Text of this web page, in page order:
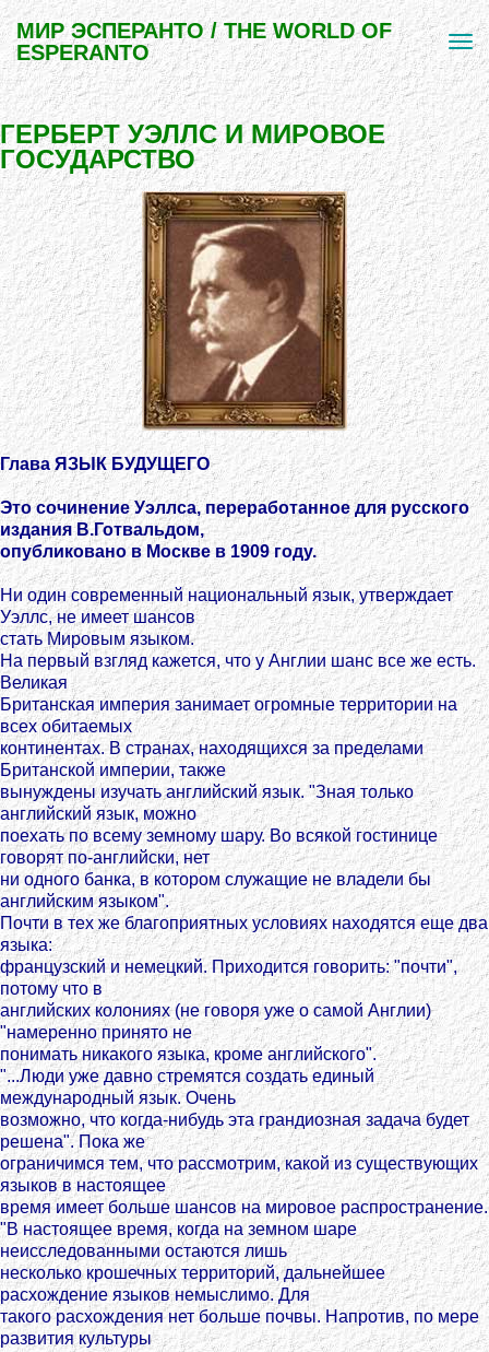
МИР ЭСПЕРАНТО / THE WORLD OF
ESPERANTO
ГЕРБЕРТ УЭЛЛС И МИРОВОЕ
ГОСУДАРСТВО
Глава ЯЗЫК БУДУЩЕГО
Это сочинение Уэллса, переработанное для русского
издания В.Готвальдом,
опубликовано в Москве в 1909 году.
Ни один современный национальный язык, утверждает
Уэллс, не имеет шансов
стать Мировым языком.
На первый взгляд кажется, что у Англии шанс все же есть.
Великая
Британская империя занимает огромные территории на
всех обитаемых
континентах. В странах, находящихся за пределами
Британской империи, также
вынуждены изучать английский язык. "Зная только
английский язык, можно
поехать по всему земному шару. Во всякой гостинице
говорят по-английски, нет
ни одного банка, в котором служащие не владели бы
английским языком".
Почти в тех же благоприятных условиях находятся еще два
языка:
французский и немецкий. Приходится говорить: "почти",
потому что в
английских колониях (не говоря уже о самой Англии)
"намеренно принято не
понимать никакого языка, кроме английского".
"...Люди уже давно стремятся создать единый
международный язык. Очень
возможно, что когда-нибудь эта грандиозная задача будет
решена". Пока же
ограничимся тем, что рассмотрим, какой из существующих
языков в настоящее
время имеет больше шансов на мировое распространение.
"В настоящее время, когда на земном шаре
неисследованными остаются лишь
несколько крошечных территорий, дальнейшее
расхождение языков немыслимо. Для
такого расхождения нет больше почвы. Напротив, по мере
развития культуры